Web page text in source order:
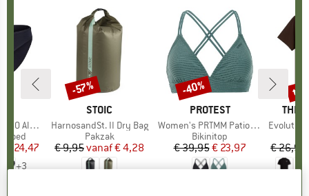
Brief
prijs
€ 24,47
+3
MERK
STOIC
Artikel
HarnosandSt. II Dry Bag
Productgroep
Pakzak
Prijs
€ 9,95 Verlaagde prijs
vanaf€ 4,28
Korting
-57%
MERK
PROTEST
Artikel
Women's PRTMM Patio Triangle
Productgroep
Bikinitop
Prijs
€ 39,95Verlaagde prijs
€ 23,97
Korting
-40%
MERK
THE
Artikel
Evolution
€ 26,95
tot